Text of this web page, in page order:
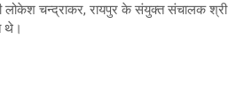
लोकेश चन्द्राकर, रायपुर के संयुक्त संचालक श्री
थे।